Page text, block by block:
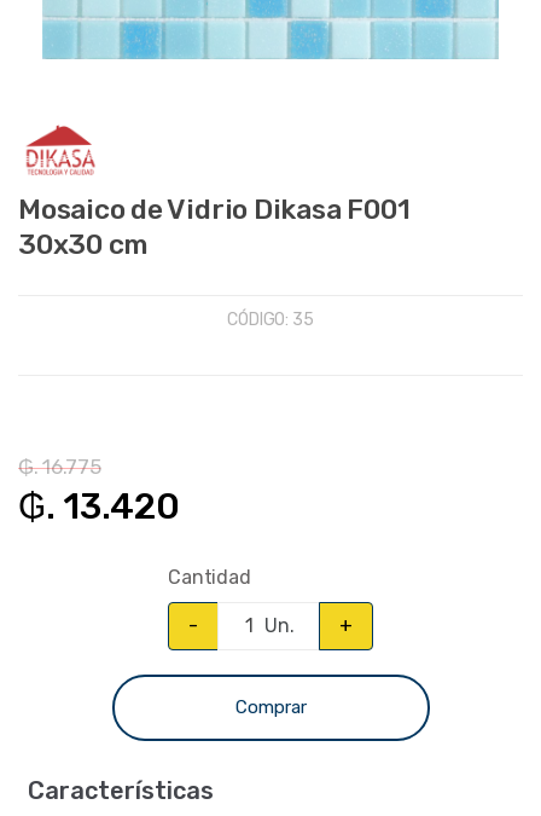
Mosaico de Vidrio Dikasa F001
30x30 cm
CÓDIGO: 35
₲. 16.775
₲. 13.420
Cantidad
- Un. +
Comprar
Características